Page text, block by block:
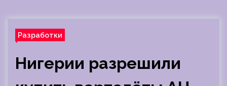
Разработки
Нигерии разрешили